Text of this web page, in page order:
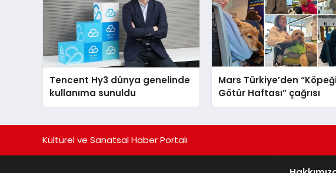
Tencent Hy3 dünya genelinde
kullanıma sunuldu
Mars Türkiye’den
Götür Haftası” çağrısı
Kültürel ve Sanatsal Haber Portalı